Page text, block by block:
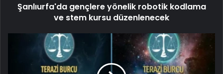
Şanlıurfa'da gençlere yönelik robotik kodlama
ve stem kursu düzenlenecek